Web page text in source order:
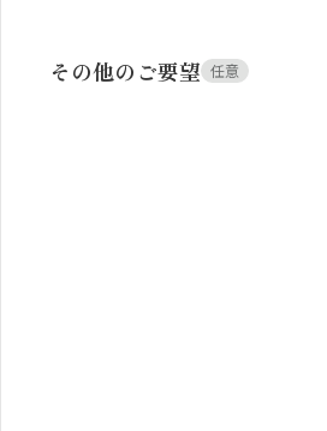
その他のご要望 任意